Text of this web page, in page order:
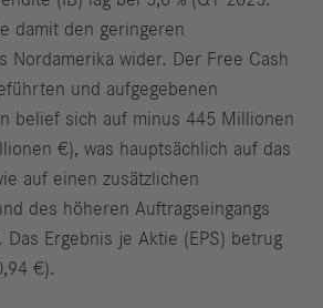
damit den geringeren
Nordamerika wider. Der Free Cash
und aufgegebenen
belief sich auf minus 445 Millionen
€), was hauptsächlich auf das
auf einen zusätzlichen
des höheren Auftragseingangs
Ergebnis je Aktie (EPS) betrug
€).